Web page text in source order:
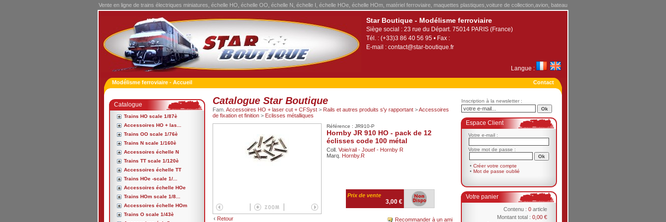
Vente en ligne de trains électriques miniatures, échelle HO, échelle OO, échelle N, échelle I, échelle HOe, échelle HOm, matériel ferroviaire, maquettes plastiques,voiture de collection,avion, bateau
Star Boutique - Modélisme ferroviaire
Siège social : 23 rue du Départ. 75014 PARIS (France)
Tél. : (+33)3 86 40 56 95 • Fax :
E-mail : contact@star-boutique.fr
Langue :
Modélisme ferroviaire - Accueil Contact
Catalogue
Trains HO scale 1/87è
Accessoires HO + las...
Trains OO scale 1/76è
Trains N scale 1/160è
Accessoires échelle N
Trains TT scale 1/120è
Accessoires échelle TT
Trains HOe -scale 1/...
Accessoires échelle HOe
Trains HOm scale 1/8...
Accessoires échelle HOm
Trains O scale 1/43è
Catalogue Star Boutique
Fam. Accessoires HO + laser cut + CFSyst > Rails et autres produits s'y rapportant >Accessoires
de fixation et finition > Eclisses métalliques
Référence : JR910-P
Hornby JR 910 HO - pack de 12
éclisses code 100 métal
Coll. Voie/rail - Jouef - Hornby R
Marq. Hornby.R
Prix de vente
3,00 €
‹ Retour Recommander à un ami
Inscription à la newsletter :
Espace Client
Votre e-mail :
Votre mot de passe :
• Créer votre compte
• Mot de passe oublié
Votre panier
Contenu : 0 article
Montant total : 0,00 €